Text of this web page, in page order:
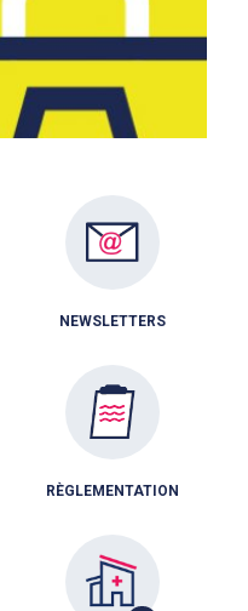
NEWSLETTERS
RÈGLEMENTATION